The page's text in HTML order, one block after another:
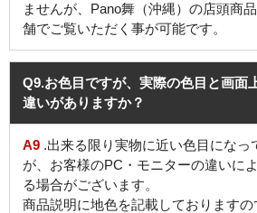
ませんが、Pano舞（沖縄）の店頭商
舗でご覧いただく事が可能です。
Q9.お色目ですが、実際の色目と画面
違いがありますか？
A9 .出来る限り実物に近い色目になっ
が、お客様のPC・モニターの違いに
る場合がございます。
商品説明に地色を記載しております